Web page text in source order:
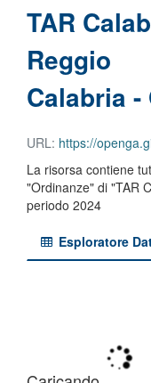
TAR
Reggio
Calabria -
URL: https://openga.giustizia-amministrativa.it/dataset/
La risorsa contiene
"Ordinanze" di "TAR
periodo 2024
Esploratore